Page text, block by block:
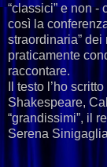
“classici” e non -
così la
straordinaria”
praticamente
raccontare.
Il testo l’ho
Shakespeare,
“grandissimi”, il
Serena Sinigaglia